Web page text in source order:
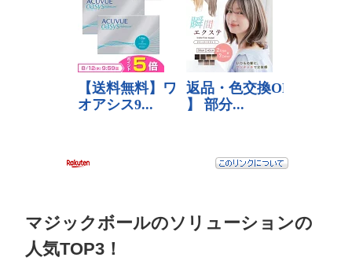
マジックボールのソリューションの
人気TOP3！